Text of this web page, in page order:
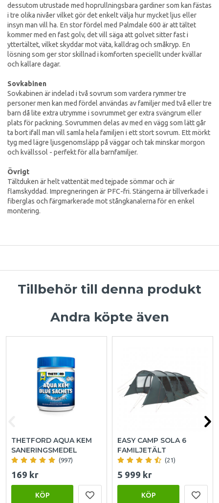
dessutom utrustade med hoprullningsbara gardiner som kan fästas
i tre olika nivåer vilket gör det enkelt välja hur mycket ljus eller
insyn man vill ha. En stor fördel med Palmdale 600 är att tältet
kommer med en fast golv, det vill säga att golvet sitter fast i
yttertältet, vilket skyddar mot väta, kalldrag och småkryp. En
lösning som ger stor skillnad i komforten speciellt under kvällar
och kallare dagar.
Sovkabinen
Sovkabinen är indelad i två sovrum som vardera rymmer tre
personer men kan med fördel användas av familjer med två eller tre
barn då lite extra utrymme i sovrummet ger extra svängrum eller
plats för packning. Sovrummen delas av med en vägg som lätt går
ta bort ifall man vill samla hela familjen i ett stort sovrum. Ett mörkt
tyg med lägre ljusgenomsläpp på väggar och tak minskar morgon
och kvällssol - perfekt för alla barnfamiljer.
Övrigt
Tältduken är helt vattentät med tejpade sömmar och är
flamskyddad. Impregneringen är PFC-fri. Stängerna är tillverkade i
fiberglas och färgmarkerade mot stångkanalerna för en enkel
montering.
Tillbehör till denna produkt
Andra köpte även
THETFORD AQUA KEM
SANERINGSMEDEL
(997)
169 kr
KÖP
EASY CAMP SOLA 6
FAMILJETÄLT
(21)
5 999 kr
KÖP